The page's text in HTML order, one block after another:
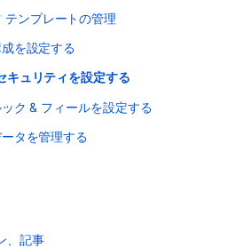
ンプレートの管理
を設定する
ュリティを設定する
ク & フィールを設定する
タを管理する
、記事